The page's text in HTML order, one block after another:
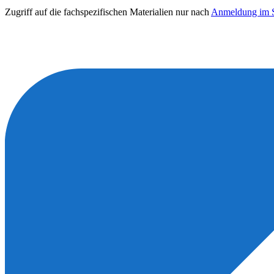
Zugriff auf die fachspezifischen Materialien nur nach Anmeldung im